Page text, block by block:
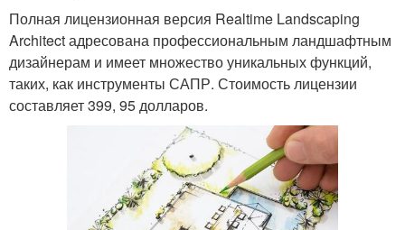
Полная лицензионная версия Realtime Landscaping
Architect адресована профессиональным ландшафтным
дизайнерам и имеет множество уникальных функций,
таких, как инструменты САПР. Стоимость лицензии
составляет 399, 95 долларов.